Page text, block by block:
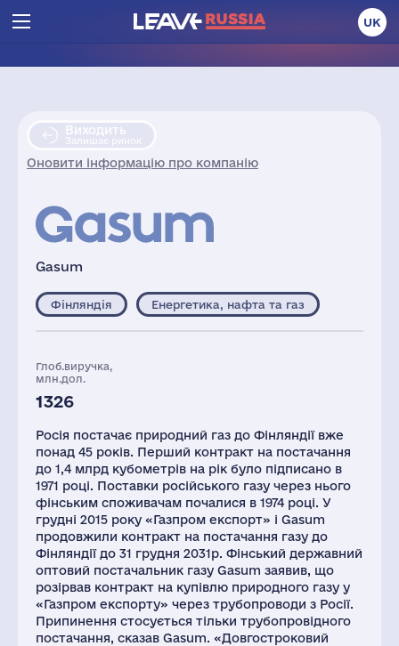
UK
Виходить
Залишає ринок
Оновити інформацію про компанію
Gasum
Фінляндія Енергетика, нафта та газ
Глоб.виручка,
млн.дол.
1326
Росія постачає природний газ до Фінляндії вже
понад 45 років. Перший контракт на постачання
до 1,4 млрд кубометрів на рік було підписано в
1971 році. Поставки російського газу через нього
фінським споживачам почалися в 1974 році. У
грудні 2015 року «Газпром експорт» і Gasum
продовжили контракт на постачання газу до
Фінляндії до 31 грудня 2031р. Фінський державний
оптовий постачальник газу Gasum заявив, що
розірвав контракт на купівлю природного газу у
«Газпром експорту» через трубопроводи з Росії.
Припинення стосується тільки трубопровідного
постачання, сказав Gasum. «Довгостроковий